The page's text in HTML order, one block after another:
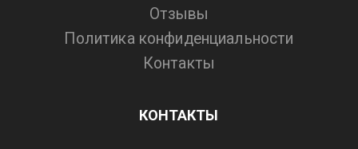
Отзывы
Политика конфиденциальности
Контакты
КОНТАКТЫ